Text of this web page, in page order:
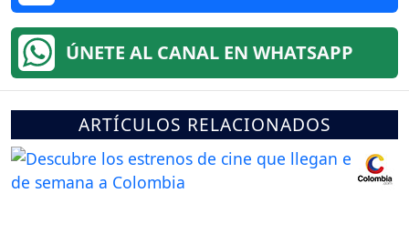
ÚNETE AL CANAL EN WHATSAPP
ARTÍCULOS RELACIONADOS